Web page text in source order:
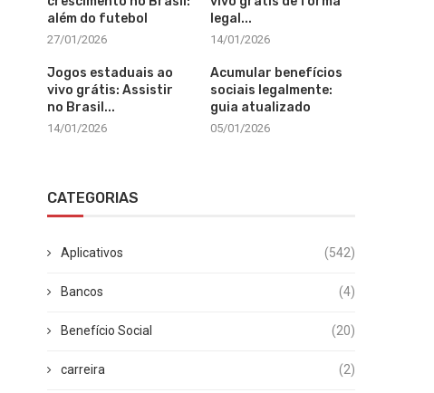
além do futebol
27/01/2026
legal...
14/01/2026
Jogos estaduais ao
vivo grátis: Assistir
no Brasil...
14/01/2026
Acumular benefícios
sociais legalmente:
guia atualizado
05/01/2026
CATEGORIAS
Aplicativos (542)
Bancos (4)
Benefício Social (20)
carreira (2)